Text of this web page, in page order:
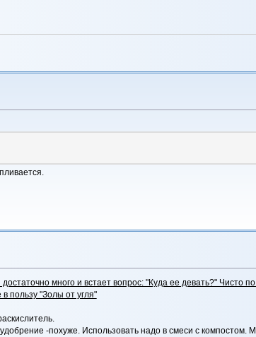
много и встает вопрос: "Куда ее девать?" Чисто
пользу "Золы от угля"
-похуже. Использовать надо в смеси с